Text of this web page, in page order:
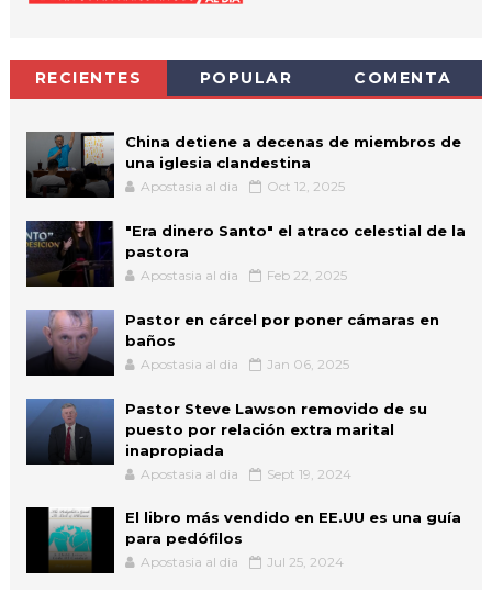
RECIENTES POPULAR COMENTA
China detiene a decenas de miembros de
una iglesia clandestina
Apostasia al dia Oct 12, 2025
"Era dinero Santo" el atraco celestial de la
pastora
Apostasia al dia Feb 22, 2025
Pastor en cárcel por poner cámaras en
baños
Apostasia al dia Jan 06, 2025
Pastor Steve Lawson removido de su
puesto por relación extra marital
inapropiada
Apostasia al dia Sept 19, 2024
El libro más vendido en EE.UU es una guía
para pedófilos
Apostasia al dia Jul 25, 2024